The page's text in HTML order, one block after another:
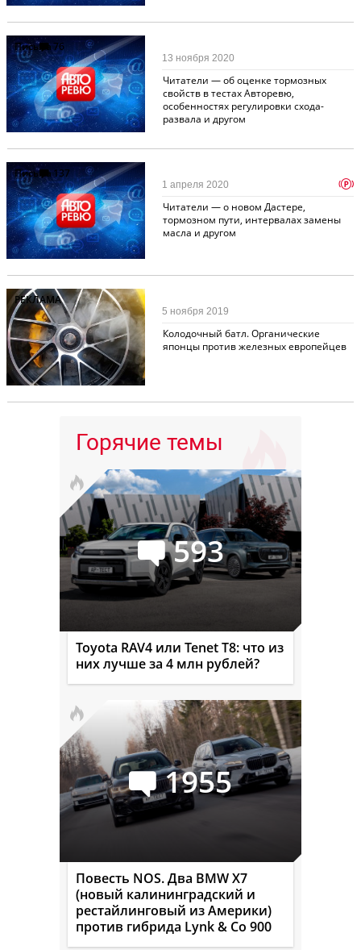
Письма76
Читатели — об оценке тормозных
свойств в тестах Авторевю,
особенностях регулировки схода-
развала и другом
13 ноября 2020
Письма137
Читатели — о новом Дастере,
тормозном пути, интервалах замены
масла и другом
1 апреля 2020 p
РЕКЛАМА
Колодочный батл. Органические
японцы против железных европейцев
5 ноября 2019
Горячие темы
593
Toyota RAV4 или Tenet T8: что из
них лучше за 4 млн рублей?
1955
Повесть NOS. Два BMW X7
(новый калининградский и
рестайлинговый из Америки)
против гибрида Lynk & Co 900